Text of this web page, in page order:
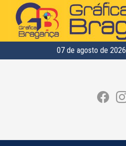
07 de agosto de 2026